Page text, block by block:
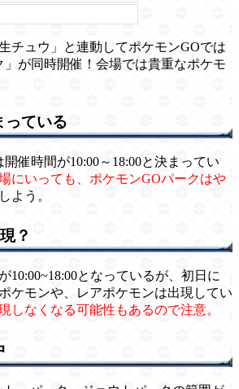
チュウ」と連動してポケモンGOでは
」が同時開催！会場では貴重なポケモ
っている
催時間が10:00～18:00と決まってい
にいっても、ポケモンGOパークはや
よう。
？
10:00~18:00となっているが、初日に
ケモンや、レアポケモンは出現してい
しなくなる可能性もあるので注意。